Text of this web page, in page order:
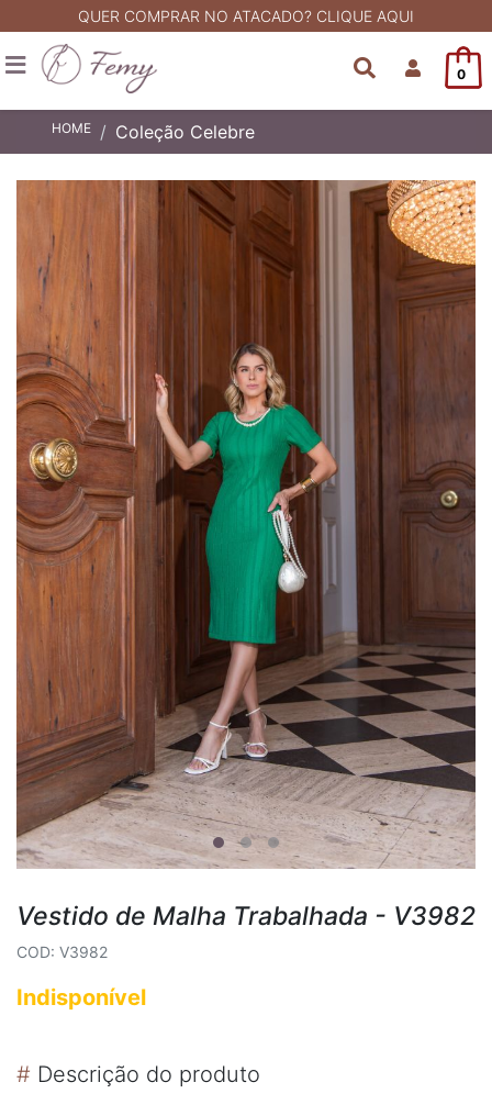
QUER COMPRAR NO ATACADO? CLIQUE AQUI
0
HOME Coleção Celebre
Vestido de Malha Trabalhada - V3982
COD: V3982
Indisponível
# Descrição do produto